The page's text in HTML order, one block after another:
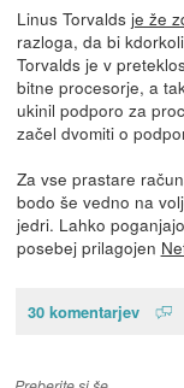
Linus Torvalds je že
razloga, da bi
Torvalds je v
bitne procesorje, a
ukinil podporo za
začel dvomiti o
Za vse prastare
bodo še vedno na
jedri. Lahko
posebej prilagojen
30 komentarjev